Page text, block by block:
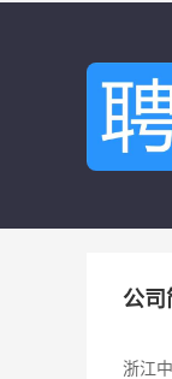
公司
浙江